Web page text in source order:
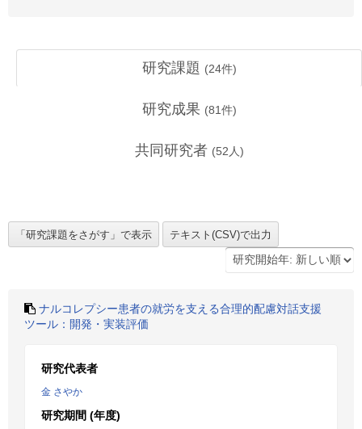
研究課題 (24件)
研究成果 (81件)
共同研究者 (52 人)
ナルコレプシー患者の就労を支える合理的配慮対話支援
ツール：開発・実装評価
研究代表者
金 さやか
研究期間 (年度)